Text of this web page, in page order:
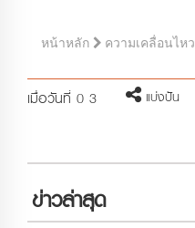
หน้าหลัก ความเคลื่อนไหว
เมื่อวันที่ 0 3 แบ่งปัน
ข่าวล่าสุด